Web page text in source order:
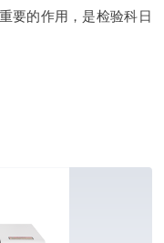
要的作用，是检验科日